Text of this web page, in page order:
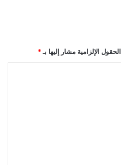
الحقول الإلزامية مشار إليها بـ *